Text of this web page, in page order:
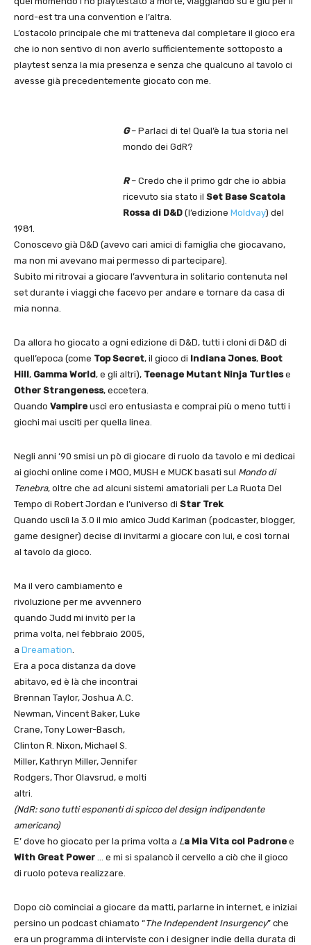
nord-est tra una convention e l’altra.
L’ostacolo principale che mi tratteneva dal completare il gioco era
che io non sentivo di non averlo sufficientemente sottoposto a
playtest senza la mia presenza e senza che qualcuno al tavolo ci
avesse già precedentemente giocato con me.
G– Parlaci di te! Qual’è la tua storia nel
mondo dei GdR?
R– Credo che il primo gdr che io abbia
ricevuto sia stato il Set Base Scatola
Rossa di D&D (l’edizione Moldvay) del
1981.
Conoscevo già D&D (avevo cari amici di famiglia che giocavano,
ma non mi avevano mai permesso di partecipare).
Subito mi ritrovai a giocare l’avventura in solitario contenuta nel
set durante i viaggi che facevo per andare e tornare da casa di
mia nonna.
Da allora ho giocato a ogni edizione di D&D, tutti i cloni di D&D di
quell’epoca (come Top Secret, il gioco di Indiana Jones, Boot
Hill, Gamma World, e gli altri), Teenage Mutant Ninja Turtlese
Other Strangeness, eccetera.
Quando Vampire uscì ero entusiasta e comprai più o meno tutti i
giochi mai usciti per quella linea.
Negli anni ‘90 smisi un pò di giocare di ruolo da tavolo e mi dedicai
ai giochi online come i MOO, MUSH e MUCK basati sul Mondo di
Tenebra, oltre che ad alcuni sistemi amatoriali per La Ruota Del
Tempo di Robert Jordan e l’universo di Star Trek.
Quando usciì la 3.0 il mio amico Judd Karlman (podcaster, blogger,
game designer) decise di invitarmi a giocare con lui, e così tornai
al tavolo da gioco.
Ma il vero cambiamento e
rivoluzione per me avvennero
quando Judd mi invitò per la
prima volta, nel febbraio 2005,
a Dreamation
Era a poca distanza da dove
abitavo, ed è là che incontrai
Brennan Taylor, Joshua A.C.
Newman, Vincent Baker, Luke
Crane, Tony Lower-Basch,
Clinton R. Nixon, Michael S.
Miller, Kathryn Miller, Jennifer
Rodgers, Thor Olavsrud, e molti
altri.
(NdR: sono tutti esponenti di spicco del design indipendente
americano)
E’ dove ho giocato per la prima volta a La Mia Vita col Padrone e
With Great Power … e mi si spalancò il cervello a ciò che il gioco
di ruolo poteva realizzare.
Dopo ciò cominciai a giocare da matti, parlarne in internet, e iniziai
persino un podcast chiamato “The Independent Insurgency” che
era un programma di interviste con i designer indie della durata di